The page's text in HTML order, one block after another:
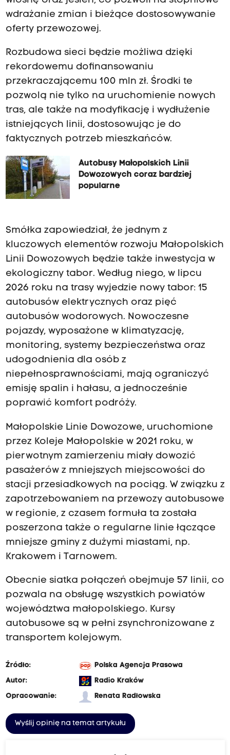
wdrażanie zmian i bieżące dostosowywanie
oferty przewozowej.
Rozbudowa sieci będzie możliwa dzięki
rekordowemu dofinansowaniu
przekraczającemu 100 mln zł. Środki te
pozwolą nie tylko na uruchomienie nowych
tras, ale także na modyfikację i wydłużenie
istniejących linii, dostosowując je do
faktycznych potrzeb mieszkańców.
Autobusy Małopolskich Linii
Dowozowych coraz bardziej
popularne
Smółka zapowiedział, że jednym z
kluczowych elementów rozwoju Małopolskich
Linii Dowozowych będzie także inwestycja w
ekologiczny tabor. Według niego, w lipcu
2026 roku na trasy wyjedzie nowy tabor: 15
autobusów elektrycznych oraz pięć
autobusów wodorowych. Nowoczesne
pojazdy, wyposażone w klimatyzację,
monitoring, systemy bezpieczeństwa oraz
udogodnienia dla osób z
niepełnosprawnościami, mają ograniczyć
emisję spalin i hałasu, a jednocześnie
poprawić komfort podróży.
Małopolskie Linie Dowozowe, uruchomione
przez Koleje Małopolskie w 2021 roku, w
pierwotnym zamierzeniu miały dowozić
pasażerów z mniejszych miejscowości do
stacji przesiadkowych na pociąg. W związku z
zapotrzebowaniem na przewozy autobusowe
w regionie, z czasem formuła ta została
poszerzona także o regularne linie łączące
mniejsze gminy z dużymi miastami, np.
Krakowem i Tarnowem.
Obecnie siatka połączeń obejmuje 57 linii, co
pozwala na obsługę wszystkich powiatów
województwa małopolskiego. Kursy
autobusowe są w pełni zsynchronizowane z
transportem kolejowym.
Źródło:
Polska Agencja Prasowa
Autor:
Radio Kraków
Opracowanie:
Renata Radłowska
Wyślij opinię na temat artykułu